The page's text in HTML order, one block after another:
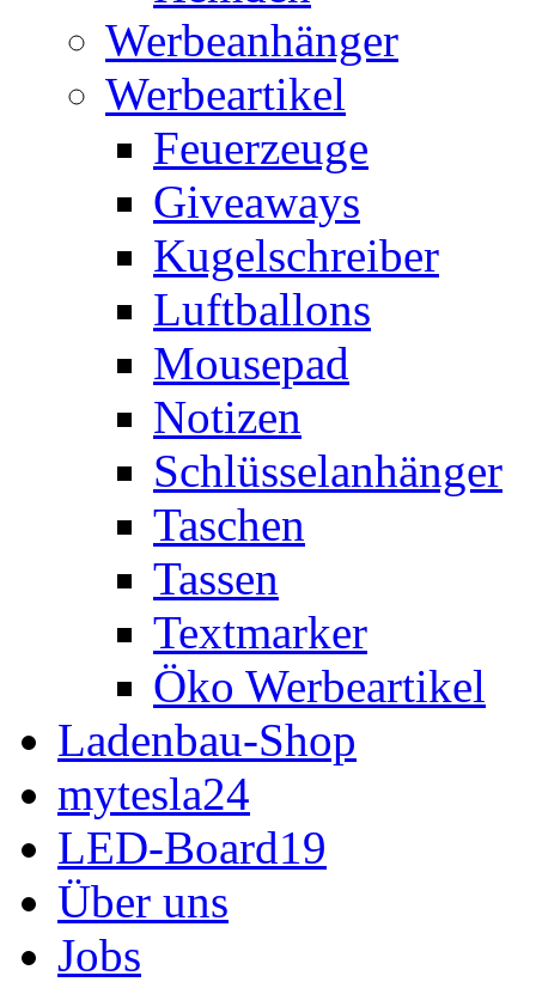
Werbeanhänger
Werbeartikel
Feuerzeuge
Giveaways
Kugelschreiber
Luftballons
Mousepad
Notizen
Schlüsselanhänger
Taschen
Tassen
Textmarker
Öko Werbeartikel
Ladenbau-Shop
mytesla24
LED-Board19
Über uns
Jobs